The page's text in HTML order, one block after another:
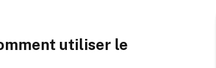
utiliser le